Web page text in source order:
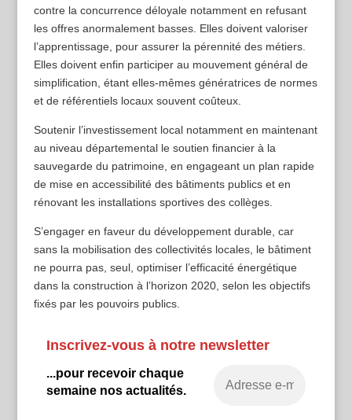
contre la concurrence déloyale notamment en refusant
les offres anormalement basses. Elles doivent valoriser
l’apprentissage, pour assurer la pérennité des métiers.
Elles doivent enfin participer au mouvement général de
simplification, étant elles-mêmes génératrices de normes
et de référentiels locaux souvent coûteux.
Soutenir l’investissement local notamment en maintenant
au niveau départemental le soutien financier à la
sauvegarde du patrimoine, en engageant un plan rapide
de mise en accessibilité des bâtiments publics et en
rénovant les installations sportives des collèges.
S’engager en faveur du développement durable, car
sans la mobilisation des collectivités locales, le bâtiment
ne pourra pas, seul, optimiser l’efficacité énergétique
dans la construction à l’horizon 2020, selon les objectifs
fixés par les pouvoirs publics.
Inscrivez-vous à notre newsletter
...pour recevoir chaque
semaine nos actualités.